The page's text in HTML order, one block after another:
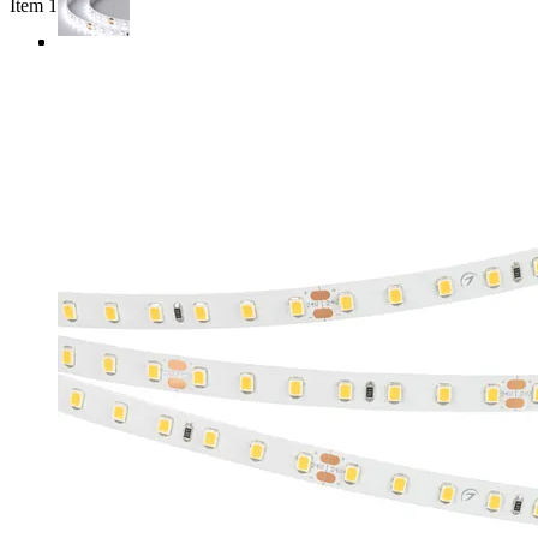
Item 1 of 4